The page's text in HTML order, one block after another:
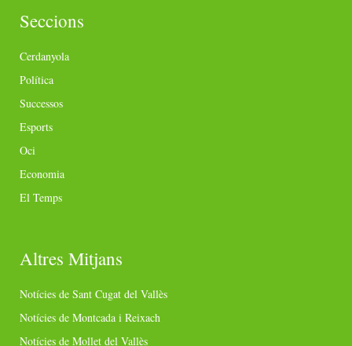
Seccions
Cerdanyola
Política
Successos
Esports
Oci
Economia
El Temps
Altres Mitjans
Notícies de Sant Cugat del Vallès
Notícies de Montcada i Reixach
Notícies de Mollet del Vallès